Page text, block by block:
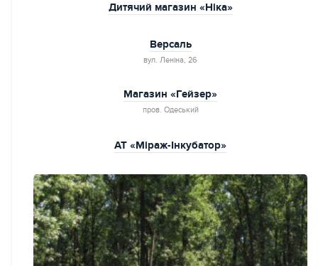
Дитячий магазин «Ніка»
Версаль
вул. Леніна, 26
Магазин «Гейзер»
пров. Одеський
АТ «Міраж-Інкубатор»